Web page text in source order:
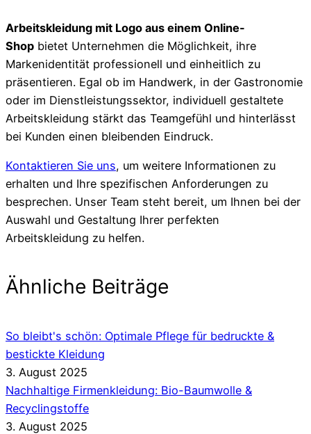
Arbeitskleidung mit Logo aus einem Online-
Shop bietet Unternehmen die Möglichkeit, ihre
Markenidentität professionell und einheitlich zu
präsentieren. Egal ob im Handwerk, in der Gastronomie
oder im Dienstleistungssektor, individuell gestaltete
Arbeitskleidung stärkt das Teamgefühl und hinterlässt
bei Kunden einen bleibenden Eindruck.
Kontaktieren Sie uns, um weitere Informationen zu
erhalten und Ihre spezifischen Anforderungen zu
besprechen. Unser Team steht bereit, um Ihnen bei der
Auswahl und Gestaltung Ihrer perfekten
Arbeitskleidung zu helfen.
Ähnliche Beiträge
So bleibt's schön: Optimale Pflege für bedruckte &
bestickte Kleidung
3. August 2025
Nachhaltige Firmenkleidung: Bio-Baumwolle &
Recyclingstoffe
3. August 2025